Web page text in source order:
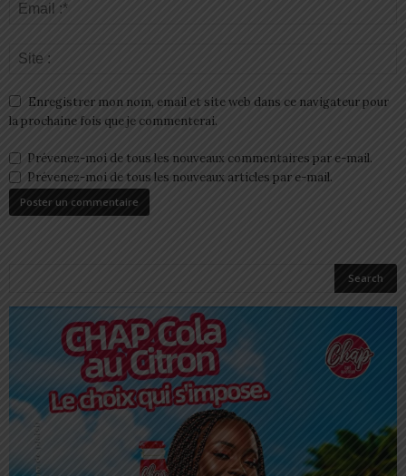
Enregistrer mon nom, email et site web dans ce navigateur pour
la prochaine fois que je commenterai.
Prévenez-moi de tous les nouveaux commentaires par e-mail.
Prévenez-moi de tous les nouveaux articles par e-mail.